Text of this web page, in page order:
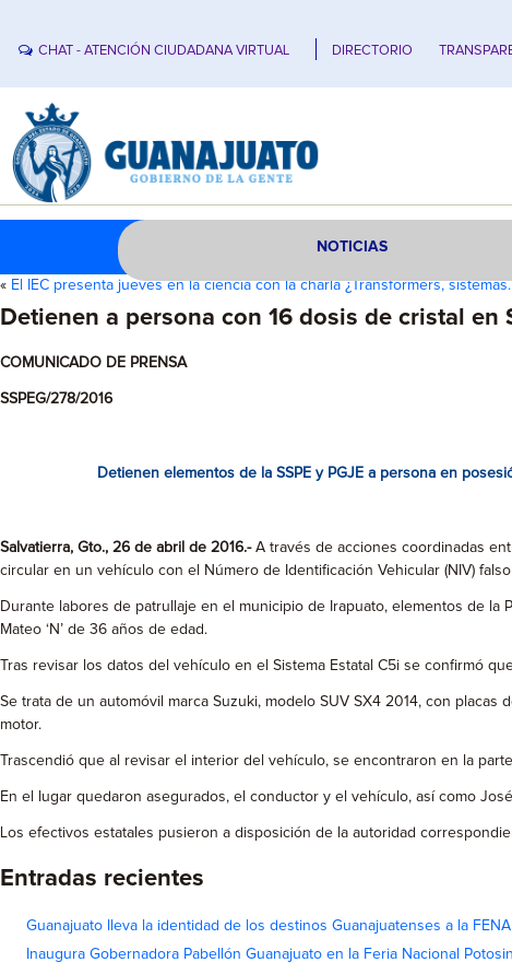
CHAT - ATENCIÓN CIUDADANA VIRTUAL DIRECTORIO
NOTICIAS
« El IEC presenta jueves en la ciencia con la charla ¿Transformers,
Detienen a persona con 16 dosis de cristal en
COMUNICADO DE PRENSA
SSPEG/278/2016
Detienen elementos de la SSPE y PGJE a persona en
Salvatierra, Gto., 26 de abril de 2016.- A través de acciones coordinadas
circular en un vehículo con el Número de Identificación Vehicular (NIV)
Durante labores de patrullaje en el municipio de Irapuato, elementos de
Mateo ‘N’ de 36 años de edad.
Tras revisar los datos del vehículo en el Sistema Estatal C5i se confirmó
Se trata de un automóvil marca Suzuki, modelo SUV SX4 2014, con
motor.
Trascendió que al revisar el interior del vehículo, se encontraron en la
En el lugar quedaron asegurados, el conductor y el vehículo, así como
Los efectivos estatales pusieron a disposición de la autoridad
Entradas recientes
Guanajuato lleva la identidad de los destinos Guanajuatenses a la
Inaugura Gobernadora Pabellón Guanajuato en la Feria Nacional